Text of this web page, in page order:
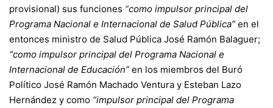
provisional) sus funciones “como impulsor principal del
Programa Nacional e Internacional de Salud Pública” en el
entonces ministro de Salud Pública José Ramón Balaguer;
“como impulsor principal del Programa Nacional e
Internacional de Educación” en los miembros del Buró
Político José Ramón Machado Ventura y Esteban Lazo
Hernández y como “impulsor principal del Programa